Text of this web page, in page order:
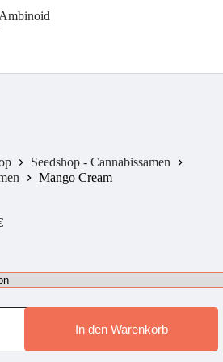
Seedshop - Cannabissamen
Mango Cream
Preisspanne:
In den Warenkorb